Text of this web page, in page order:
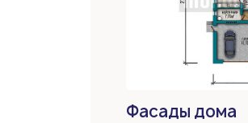
Фасады дома